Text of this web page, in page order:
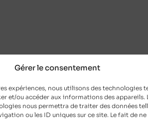
Gérer le consentement
expériences, nous utilisons des technologies
et/ou accéder aux informations des appareils.
nous permettra de traiter des données
ou les ID uniques sur ce site. Le fait de ne